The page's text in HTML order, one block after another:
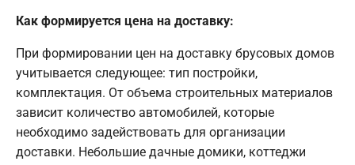
Как формируется цена на доставку:
При формировании цен на доставку брусовых домов
учитывается следующее: тип постройки,
комплектация. От объема строительных материалов
зависит количество автомобилей, которые
необходимо задействовать для организации
доставки. Небольшие дачные домики, коттеджи